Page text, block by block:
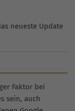
neueste Update
Faktor bei
sein, auch